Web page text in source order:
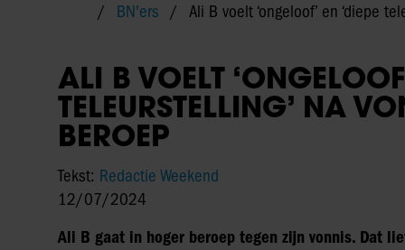
BN'ers Ali B voelt ‘ongeloof’ en ‘diepe
ALI B VOELT
TELEURSTELLING’ NA
BEROEP
Tekst: Redactie Weekend
12/07/2024
Ali B gaat in hoger beroep tegen zijn vonnis. Dat